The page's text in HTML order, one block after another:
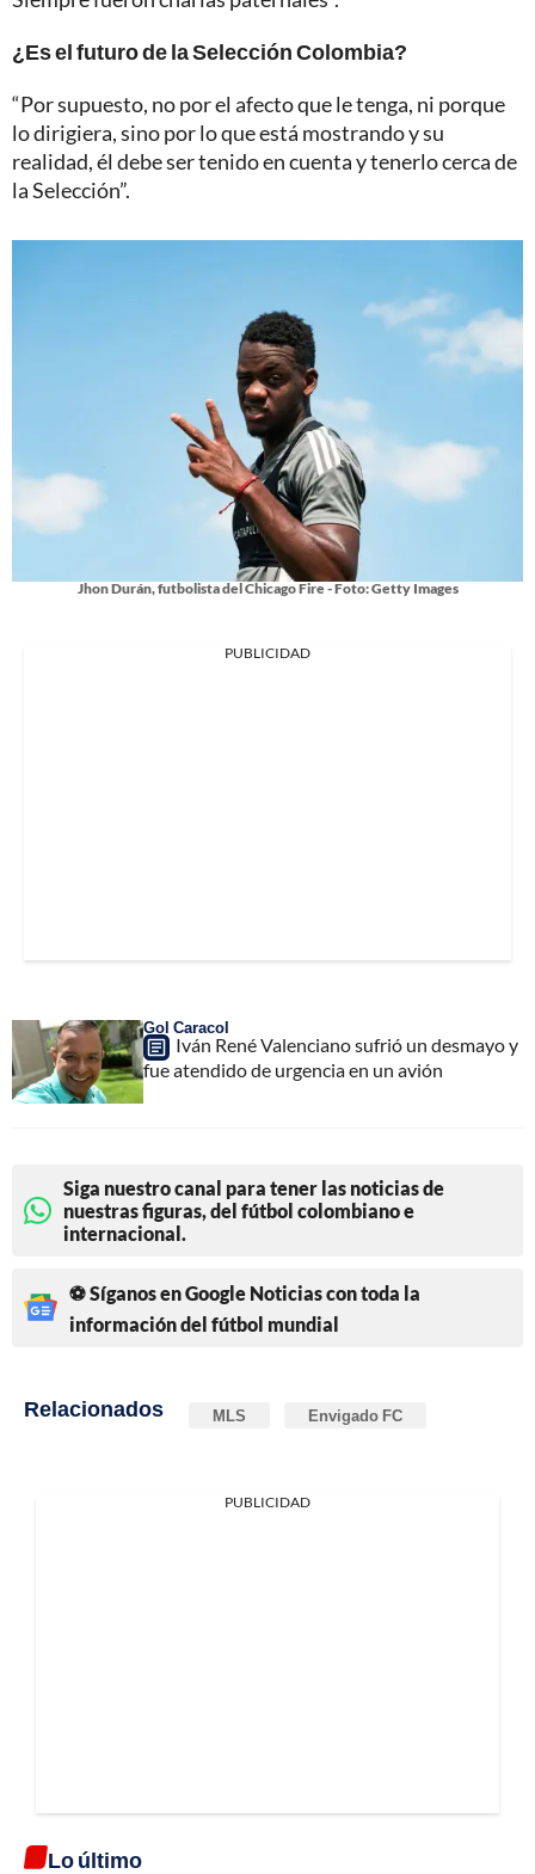
¿Es el futuro de la Selección Colombia?
“Por supuesto, no por el afecto que le tenga, ni porque
lo dirigiera, sino por lo que está mostrando y su
realidad, él debe ser tenido en cuenta y tenerlo cerca de
la Selección”.
Jhon Durán, futbolista del Chicago Fire - Foto: Getty Images
PUBLICIDAD
Gol Caracol
Iván René Valenciano sufrió un desmayo y
fue atendido de urgencia en un avión
Siga nuestro canal para tener las noticias de
nuestras figuras, del fútbol colombiano e
internacional.
⚽ Síganos en Google Noticias con toda la
información del fútbol mundial
Relacionados MLS Envigado FC
PUBLICIDAD
Lo último